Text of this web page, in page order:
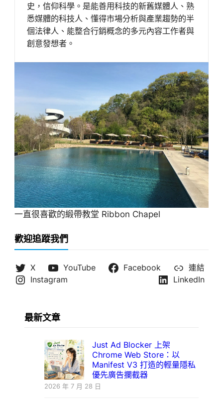
史，信仰科學。是能善用科技的新舊媒體人、熟
悉媒體的科技人、懂得市場分析與產業趨勢的半
個法律人、能整合行銷概念的多元內容工作者與
創意發想者。
一直很喜歡的緞帶教堂 Ribbon Chapel
歡迎追蹤我們
X YouTube Facebook
連結
Instagram
LinkedIn
最新文章
Just Ad Blocker 上架
Chrome Web Store：以
Manifest V3 打造的輕量隱私
優先廣告攔截器
2026 年 7 月 28 日